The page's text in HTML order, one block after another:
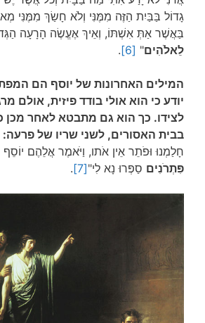
גָדוֹל בַּבַּיִת הַזֶּה מִמֶּנִּי וְלֹא חָשַׂךְ מִמֶּנִּי
בַּאֲשֶׁר אַתְּ אִשְׁתּוֹ, וְאֵיךְ אֶעֱשֶׂה הָרָעָה
לֵאלֹהִים"
[6]
.
המילים האחרונות של יוסף הם
יודע כי הוא אולי בודד פיזית, אולם
לצידו. כך הוא גם מתבטא לאחר
בבית האסורים, לשני שריו של פרעה:
חָלַמְנוּ וּפֹתֵר אֵין אֹתו, וַיֹּאמֶר אֲלֵהֶם יוֹסֵף
פִּתְרֹנִים סַפְּרוּ נָא לִי"[7]
.